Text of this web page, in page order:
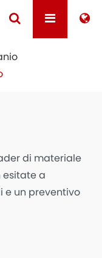
di materiale
esitate a
un preventivo